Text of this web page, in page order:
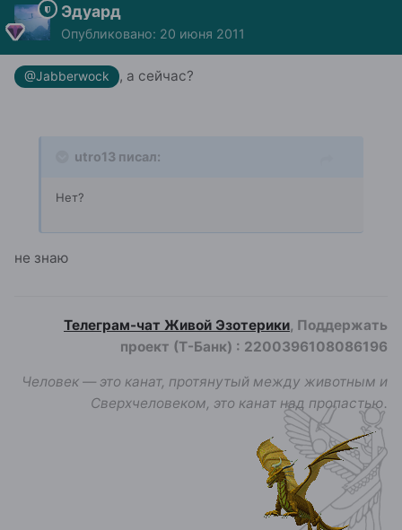
Эдуард
Опубликовано: 20 июня 2011
@Jabberwock , а сейчас?
utro13 писал:
Нет?
не знаю
Телеграм-чат Живой Эзотерики, Поддержать
проект (Т-Банк) : 2200396108086196
Человек — это канат, протянутый между животным и
Сверхчеловеком, это канат над пропастью.